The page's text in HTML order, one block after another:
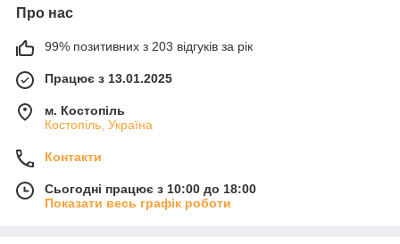
Про нас
99% позитивних з 203 відгуків за рік
Працює з 13.01.2025
м. Костопіль
Костопіль, Україна
Контакти
Сьогодні працює з 10:00 до 18:00
Показати весь графік роботи